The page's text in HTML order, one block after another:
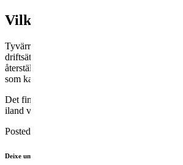
Vilka Är Sekretess
Tyvärr är det sällan så, utan rester av
driftsättning fram till livscykelns slut. Du
återställningsfunktioner. De används främst
som kan leda till dataförlust.
Det finns en del info om att ett turkiskt fartyg
iland vinner.
Posted in
Deixe um comentário